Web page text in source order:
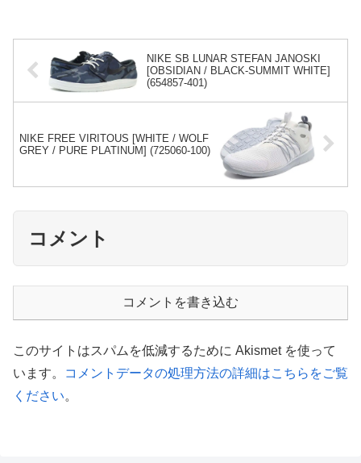
NIKE SB LUNAR STEFAN JANOSKI
[OBSIDIAN / BLACK-SUMMIT WHITE]
(654857-401)
NIKE FREE VIRITOUS [WHITE / WOLF
GREY / PURE PLATINUM] (725060-100)
コメント
コメントを書き込む
このサイトはスパムを低減するために Akismet を使って
います。
コメントデータの処理方法の詳細はこちらをご覧
ください。